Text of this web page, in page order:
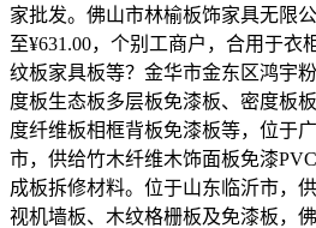
家批发。佛山市林榆板饰家具无限
至¥631.00，个别工商户，合用于衣
纹板家具板等？金华市金东区鸿宇
度板生态板多层板免漆板、密度板
度纤维板相框背板免漆板等，位于
市，供给竹木纤维木饰面板免漆
成板拆修材料。位于山东临沂市，
视机墙板、木纹格栅板及免漆板，